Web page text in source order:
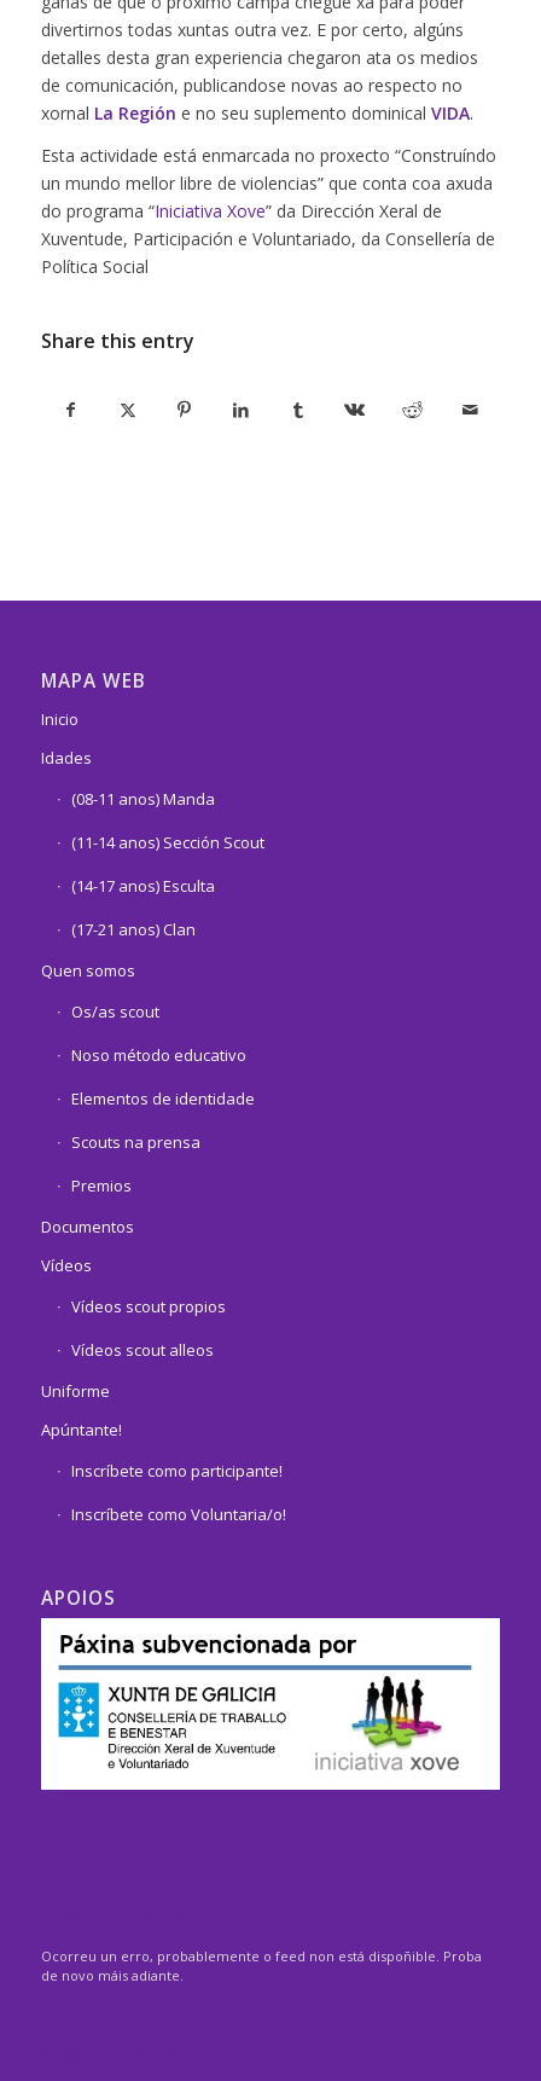
divertirnos todas xuntas outra vez. E por certo, algúns
detalles desta gran experiencia chegaron ata os medios
de comunicación, publicandose novas ao respecto no
xornal La Región e no seu suplemento dominical VIDA.
Esta actividade está enmarcada no proxecto “Construíndo
un mundo mellor libre de violencias” que conta coa axuda
do programa “Iniciativa Xove” da Dirección Xeral de
Xuventude, Participación e Voluntariado, da Consellería de
Política Social
Share this entry
MAPA WEB
Inicio
Idades
(08-11 anos) Manda
(11-14 anos) Sección Scout
(14-17 anos) Esculta
(17-21 anos) Clan
Quen somos
Os/as scout
Noso método educativo
Elementos de identidade
Scouts na prensa
Premios
Documentos
Vídeos
Vídeos scout propios
Vídeos scout alleos
Uniforme
Apúntante!
Inscríbete como participante!
Inscríbete como Voluntaria/o!
APOIOS
Ocorreu un erro, probablemente o feed non está dispoñible. Proba
de novo máis adiante.